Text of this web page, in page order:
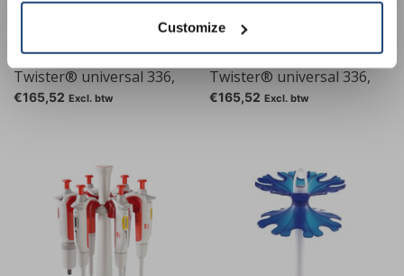
Customize
Pipettencarrousel
Twister® universal 336,
rood
€165,52 Excl. btw
Pipettencarrousel
Twister® universal 336,
wit
€165,52 Excl. btw
€50.00